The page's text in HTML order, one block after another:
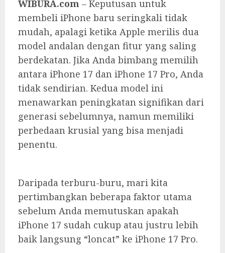
WIBURA.com – Keputusan untuk
membeli iPhone baru seringkali tidak
mudah, apalagi ketika Apple merilis dua
model andalan dengan fitur yang saling
berdekatan. Jika Anda bimbang memilih
antara iPhone 17 dan iPhone 17 Pro, Anda
tidak sendirian. Kedua model ini
menawarkan peningkatan signifikan dari
generasi sebelumnya, namun memiliki
perbedaan krusial yang bisa menjadi
penentu.
Daripada terburu-buru, mari kita
pertimbangkan beberapa faktor utama
sebelum Anda memutuskan apakah
iPhone 17 sudah cukup atau justru lebih
baik langsung “loncat” ke iPhone 17 Pro.